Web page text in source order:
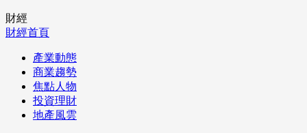
財經
財經首頁
產業動態
商業趨勢
焦點人物
投資理財
地產風雲